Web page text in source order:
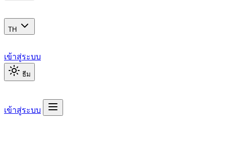
TH
เข้าสู่ระบบ
ธีม
เข้าสู่ระบบ